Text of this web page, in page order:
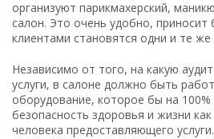
организуют парикмахерский,
салон. Это очень удобно,
клиентами становятся одни и те
Независимо от того, на какую
услуги, в салоне должно быть
оборудование, которое бы на
безопасность здоровья и жизни как
человека предоставляющего услуги.